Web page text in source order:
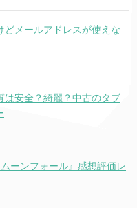
どメールアドレスが使えな
は安全？綺麗？中古のタブ
ーンフォール』感想評価レ